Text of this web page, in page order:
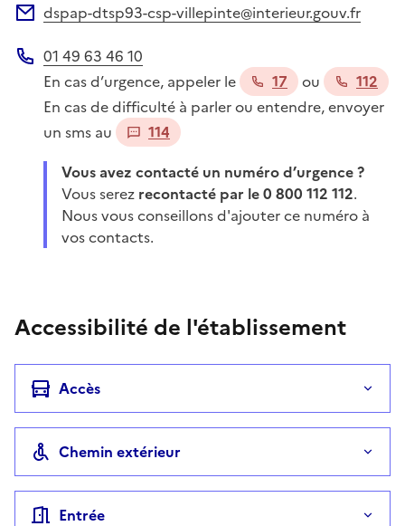
dspap-dtsp93-csp-villepinte@interieur.gouv.fr
Téléphone
01 49 63 46 10
En cas d’urgence, appeler le
17 ou
112
En cas de difficulté à parler ou entendre, envoyer
un sms au
114
Vous avez contacté un numéro d’urgence ?
Vous serez recontacté par le 0 800 112 112.
Nous vous conseillons d'ajouter ce numéro à
vos contacts.
Accessibilité de l'établissement
Accès
Chemin extérieur
Entrée